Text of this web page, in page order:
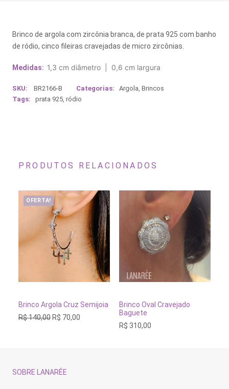
Brinco de argola com zircônia branca, de prata 925 com banho
de ródio, cinco fileiras cravejadas de micro zircônias.
Medidas: 1,3 cm diâmetro | 0,6 cm largura
SKU: BR2166-B Categorias: Argola, Brincos
Tags:
prata 925, ródio
PRODUTOS RELACIONADOS
OFERTA!
ADICIONAR AO CARRINHO
Brinco Argola Cruz Semijoia
R$140,00OR$ 70,00
ADICIONAR AO
Brinco Oval Cravejado
Baguete
R$ 310,00
SOBRE LANARÉE